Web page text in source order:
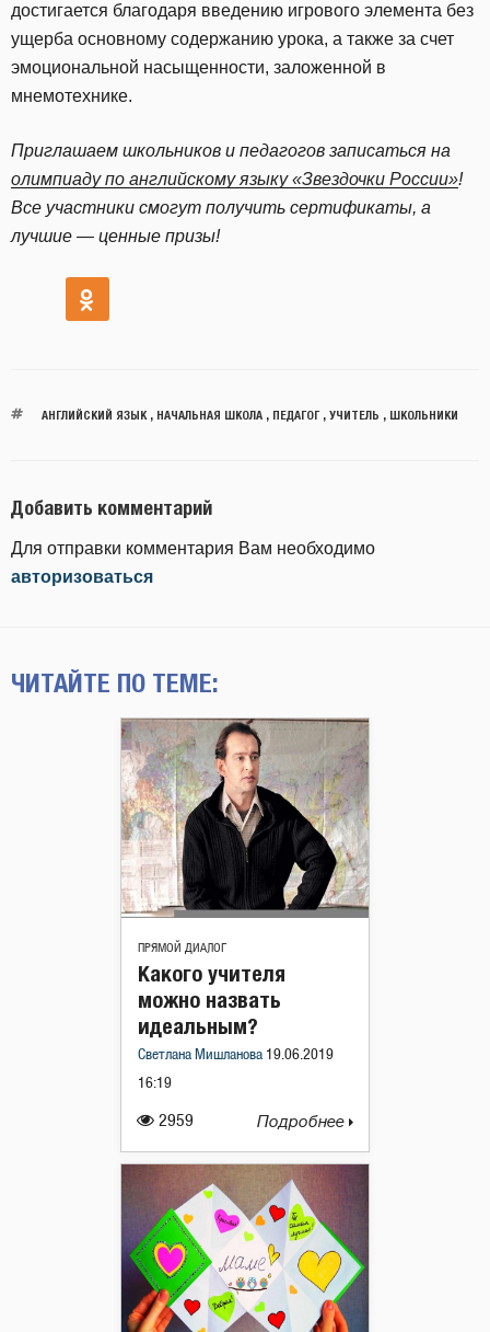
достигается благодаря введению игрового элемента без
ущерба основному содержанию урока, а также за счет
эмоциональной насыщенности, заложенной в
мнемотехнике.
Приглашаем школьников и педагогов записаться на
олимпиаду по английскому языку «Звездочки России»!
Все участники смогут получить сертификаты, а
лучшие — ценные призы!
АНГЛИЙСКИЙ ЯЗЫК, НАЧАЛЬНАЯ ШКОЛА, ПЕДАГОГ, УЧИТЕЛЬ , ШКОЛЬНИКИ
Добавить комментарий
Для отправки комментария Вам необходимо
авторизоваться
ЧИТАЙТЕ ПО ТЕМЕ:
ПРЯМОЙ ДИАЛОГ
2959
Какого учителя
можно назвать
идеальным?
Светлана Мишланова 19.06.2019
16:19
Подробнее